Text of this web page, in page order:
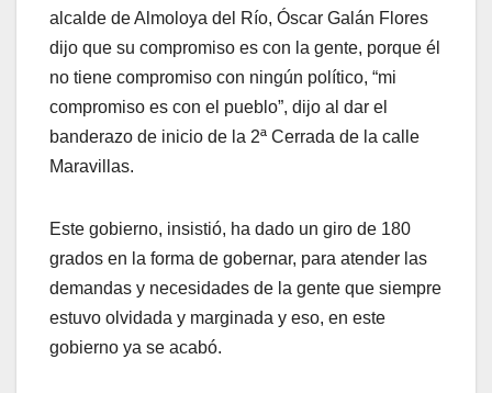
alcalde de Almoloya del Río, Óscar Galán Flores
dijo que su compromiso es con la gente, porque él
no tiene compromiso con ningún político, “mi
compromiso es con el pueblo”, dijo al dar el
banderazo de inicio de la 2ª Cerrada de la calle
Maravillas.
Este gobierno, insistió, ha dado un giro de 180
grados en la forma de gobernar, para atender las
demandas y necesidades de la gente que siempre
estuvo olvidada y marginada y eso, en este
gobierno ya se acabó.